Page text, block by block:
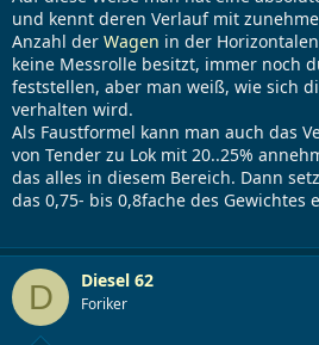
und kennt deren Verlauf mit
Anzahl der Wagen in der
keine Messrolle besitzt, immer noch
feststellen, aber man weiß, wie sich
verhalten wird.
Als Faustformel kann man auch das
von Tender zu Lok mit 20..25%
das alles in diesem Bereich. Dann
das 0,75- bis 0,8fache des Gewichtes
D Diesel 62
Foriker